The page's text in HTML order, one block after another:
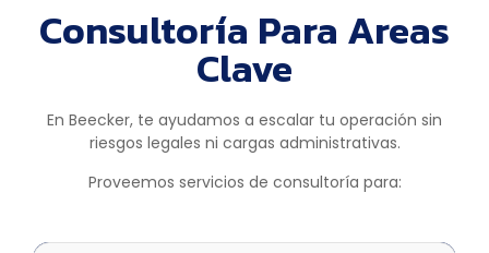
Consultoría Para Areas
Clave
En Beecker, te ayudamos a escalar tu operación sin
riesgos legales ni cargas administrativas.
Proveemos servicios de consultoría para: